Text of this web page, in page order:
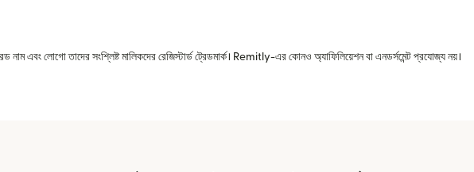
নাম এবং লোগো তাদের সংশ্লিষ্ট মালিকদের রেজিস্টার্ড ট্রেডমার্ক। Remitly-এর কোনও অ্যাফিলিয়েশন বা এনডর্সমেন্ট প্রযোজ্য নয়।